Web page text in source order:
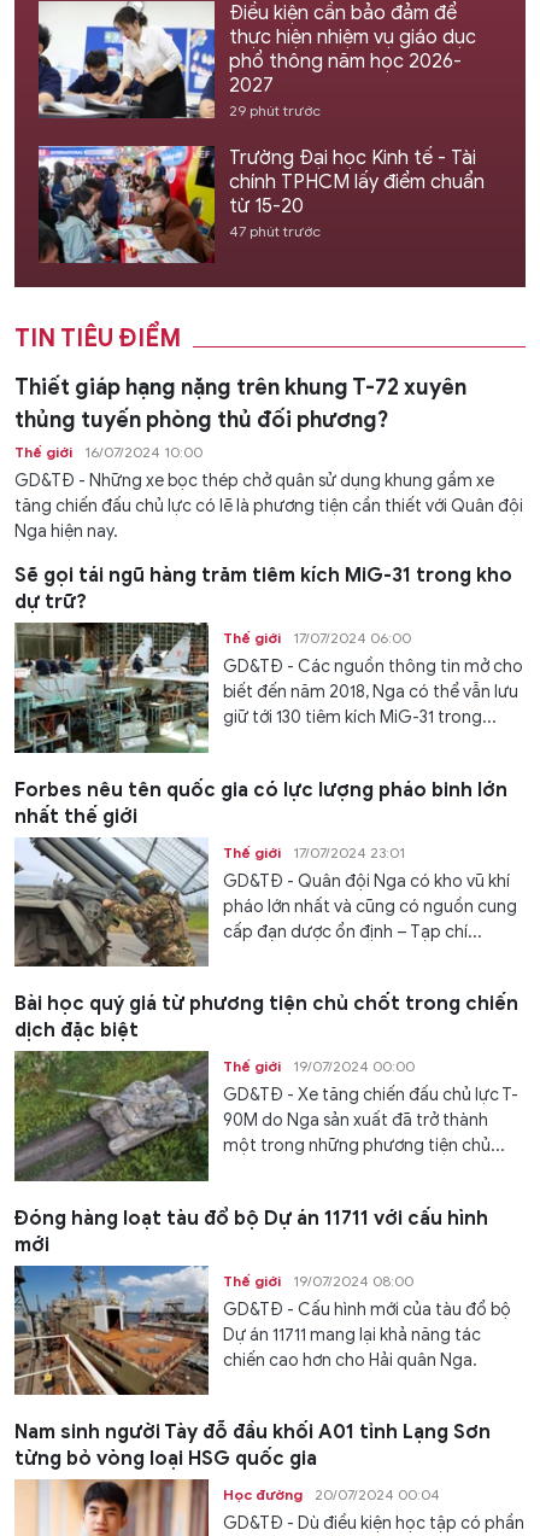
Điều kiện cần bảo đảm để
thực hiện nhiệm vụ giáo dục
phổ thông năm học 2026-
2027
29 phút trước
Trường Đại học Kinh tế - Tài
chính TPHCM lấy điểm chuẩn
từ 15-20
47 phút trước
TIN TIÊU ĐIỂM
Thiết giáp hạng nặng trên khung T-72 xuyên
thủng tuyến phòng thủ đối phương?
Thế giới 16/07/2024 10:00
GD&TĐ - Những xe bọc thép chở quân sử dụng khung gầm xe
tăng chiến đấu chủ lực có lẽ là phương tiện cần thiết với Quân đội
Nga hiện nay.
Sẽ gọi tái ngũ hàng trăm tiêm kích MiG-31 trong kho
dự trữ?
Thế giới 17/07/2024 06:00
GD&TĐ - Các nguồn thông tin mở cho
biết đến năm 2018, Nga có thể vẫn lưu
giữ tới 130 tiêm kích MiG-31 trong...
Forbes nêu tên quốc gia có lực lượng pháo binh lớn
nhất thế giới
Thế giới 17/07/2024 23:01
GD&TĐ - Quân đội Nga có kho vũ khí
pháo lớn nhất và cũng có nguồn cung
cấp đạn dược ổn định – Tạp chí...
Bài học quý giá từ phương tiện chủ chốt trong chiến
dịch đặc biệt
Thế giới 19/07/2024 00:00
GD&TĐ - Xe tăng chiến đấu chủ lực T-
90M do Nga sản xuất đã trở thành
một trong những phương tiện chủ...
Đóng hàng loạt tàu đổ bộ Dự án 11711 với cấu hình
mới
Thế giới 19/07/2024 08:00
GD&TĐ - Cấu hình mới của tàu đổ bộ
Dự án 11711 mang lại khả năng tác
chiến cao hơn cho Hải quân Nga.
Nam sinh người Tày đỗ đầu khối A01 tỉnh Lạng Sơn
từng bỏ vòng loại HSG quốc gia
Học đường 20/07/2024 00:04
GD&TĐ - Dù điều kiện học tập có phần